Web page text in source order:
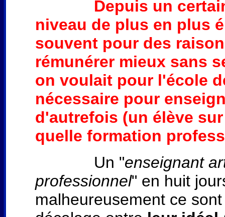
Depuis un
niveau de plus en plus
souvent pour des
rémunérer mieux sans
on voulait pour l'école
nécessaire pour
d'autrefois (un élève
quelle formation
Un "enseignant
professionnel" en huit
malheureusement ce